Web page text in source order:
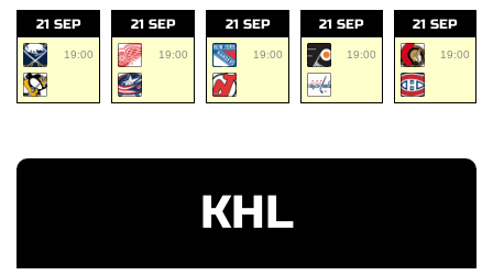
21 SEP
19:00
21 SEP
19:00
21 SEP
19:00
21 SEP
19:00
21 SEP
19:00
KHL